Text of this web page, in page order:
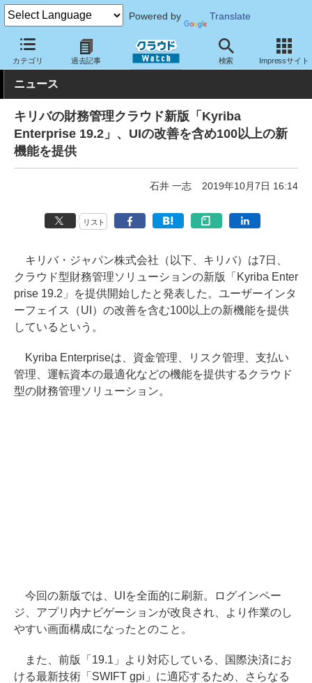
Powered by Translate
カテゴリ 過去記事 検索 Impressサイト
クラウド Watch サービス・ソフト サービス 業務関連
ニュース
キリバの財務管理クラウド新版「Kyriba
Enterprise 19.2」、UIの改善を含め100以上の新
機能を提供
石井 一志 2019年10月7日 16:14
リスト
キリバ・ジャパン株式会社（以下、キリバ）は7日、
クラウド型財務管理ソリューションの新版「Kyriba Enter
prise 19.2」を提供開始したと発表した。ユーザーインタ
ーフェイス（UI）の改善を含む100以上の新機能を提供
しているという。
Kyriba Enterpriseは、資金管理、リスク管理、支払い
管理、運転資本の最適化などの機能を提供するクラウド
型の財務管理ソリューション。
今回の新版では、UIを全面的に刷新。ログインペー
ジ、アプリ内ナビゲーションが改良され、より作業のし
やすい画面構成になったとのこと。
また、前版「19.1」より対応している、国際決済にお
ける最新技術「SWIFT gpi」に適応するため、さらなる